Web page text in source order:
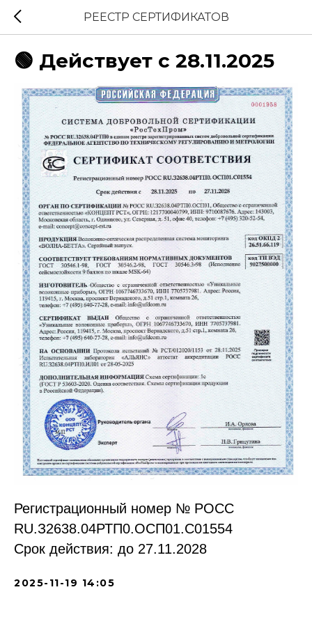
РЕЕСТР СЕРТИФИКАТОВ
🟢 Действует с 28.11.2025
Регистрационный номер № РОСС
RU.З2638.04РТП0.OCП01.С01554
Срок действия: до 27.11.2028
2025-11-19 14:05